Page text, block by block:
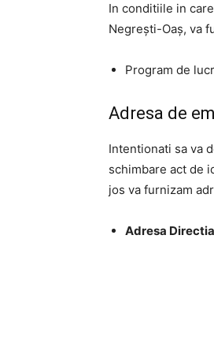
In conditiile in
Negrești-Oaș, va
Program de
Adresa de
Intentionati sa va
schimbare act de
jos va furnizam
Adresa